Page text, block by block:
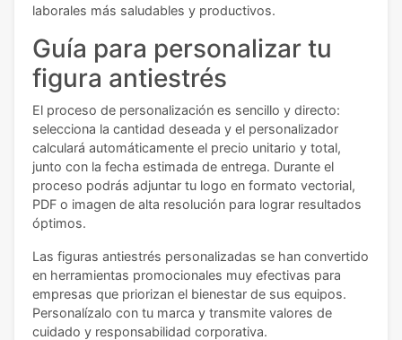
laborales más saludables y productivos.
Guía para personalizar tu
figura antiestrés
El proceso de personalización es sencillo y directo:
selecciona la cantidad deseada y el personalizador
calculará automáticamente el precio unitario y total,
junto con la fecha estimada de entrega. Durante el
proceso podrás adjuntar tu logo en formato vectorial,
PDF o imagen de alta resolución para lograr resultados
óptimos.
Las figuras antiestrés personalizadas se han convertido
en herramientas promocionales muy efectivas para
empresas que priorizan el bienestar de sus equipos.
Personalízalo con tu marca y transmite valores de
cuidado y responsabilidad corporativa.